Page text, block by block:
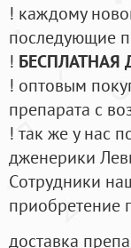
! каждому
последующие
! БЕСПЛАТНАЯ
! оптовым
препарата с
! так же у нас
дженерики
Cотрудники
приобретение
доставка